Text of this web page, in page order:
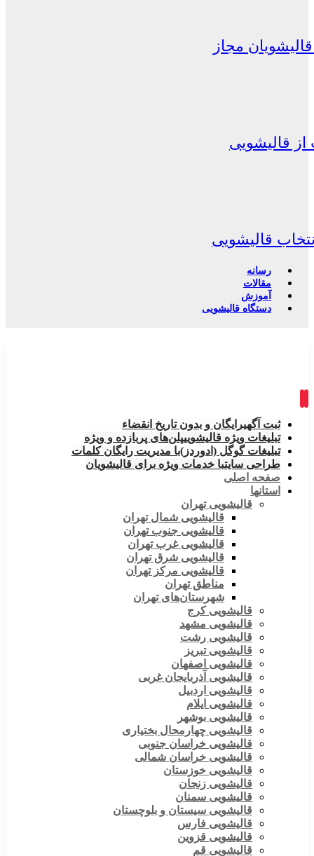
مجاز
قالیشویی
قالیشویی
رسانه
مقالات
آموزش
دستگاه قالیشویی
ثبت آگهیرایگان و بدون تاریخ انقضاء
تبلیغات ویژه قالیشوییپلن‌های پربازده و ویژه
تبلیغات گوگل (ادوردز)با مدیریت رایگان کلمات
طراحی سایتبا خدمات ویژه برای قالیشویان
صفحه اصلی
استانها
قالیشویی تهران
قالیشویی شمال تهران
قالیشویی جنوب تهران
قالیشویی غرب تهران
قالیشویی شرق تهران
قالیشویی مرکز تهران
مناطق تهران
شهرستان‌های تهران
قالیشویی کرج
قالیشویی مشهد
قالیشویی رشت
قالیشویی تبریز
قالیشویی اصفهان
قالیشویی آذربایجان غربی
قالیشویی اردبیل
قالیشویی ایلام
قالیشویی بوشهر
قالیشویی چهارمحال بختیاری
قالیشویی خراسان جنوبی
قالیشویی خراسان شمالی
قالیشویی خوزستان
قالیشویی زنجان
قالیشویی سمنان
قالیشویی سیستان و بلوچستان
قالیشویی فارس
قالیشویی قزوین
قالیشویی قم